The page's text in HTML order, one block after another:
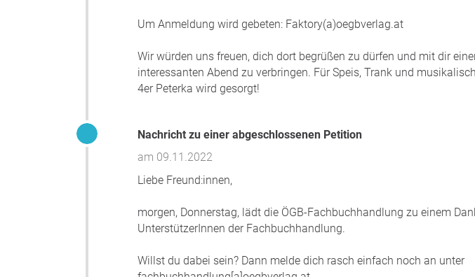
Um Anmeldung wird gebeten: Faktory(a)oegbverlag.at
Wir würden uns freuen, dich dort begrüßen zu dürfen und mit dir
interessanten Abend zu verbringen. Für Speis, Trank und
4er Peterka wird gesorgt!
Nachricht zu einer abgeschlossenen Petition
am 09.11.2022
Liebe Freund:innen,
morgen, Donnerstag, lädt die ÖGB-Fachbuchhandlung zu einem
UnterstützerInnen der Fachbuchhandlung.
Willst du dabei sein? Dann melde dich rasch einfach noch an unter